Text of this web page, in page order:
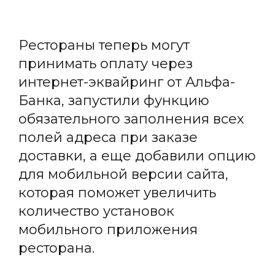
Рестораны теперь могут
принимать оплату через
интернет-эквайринг от Альфа-
Банка, запустили функцию
обязательного заполнения всех
полей адреса при заказе
доставки, а еще добавили опцию
для мобильной версии сайта,
которая поможет увеличить
количество установок
мобильного приложения
ресторана.